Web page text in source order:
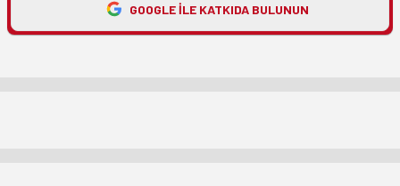
GOOGLE ILE KATKIDA BULUNUN